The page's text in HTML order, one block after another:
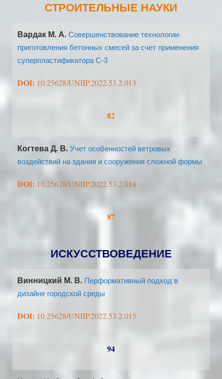
СТРОИТЕЛЬНЫЕ НАУКИ
Вардак М. А. Совершенствование технологии
приготовления бетонных смесей за счет применения
суперпластификатора С-3
DOI: 10.25628/UNIIP.2022.53.2.013
82
Когтева Д. В. Учет особенностей ветровых
воздействий на здания и сооружения сложной формы
DOI: 10.25628/UNIIP.2022.53.2.014
87
ИСКУССТВОВЕДЕНИЕ
Винницкий М. В. Перформативный подход в
дизайне городской среды
DOI: 10.25628/UNIIP.2022.53.2.015
94